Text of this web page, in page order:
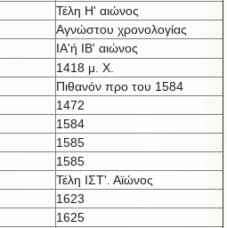
Τέλη Η' αιώνος
Αγνώστου χρονολογίας
ΙΑ'ή IB' αιώνος
1418 μ. X.
Πιθανόν προ του 1584
1472
1584
1585
1585
Τέλη ΙΣΤ'. Αϊώνος
1623
1625